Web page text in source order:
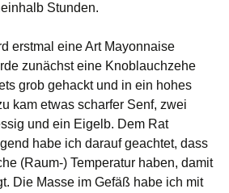
Stunden.
erstmal eine Art Mayonnaise
zunächst eine Knoblauchzehe
grob gehackt und in ein hohes
kam etwas scharfer Senf, zwei
und ein Eigelb. Dem Rat
habe ich darauf geachtet, dass
(Raum-) Temperatur haben, damit
Die Masse im Gefäß habe ich mit